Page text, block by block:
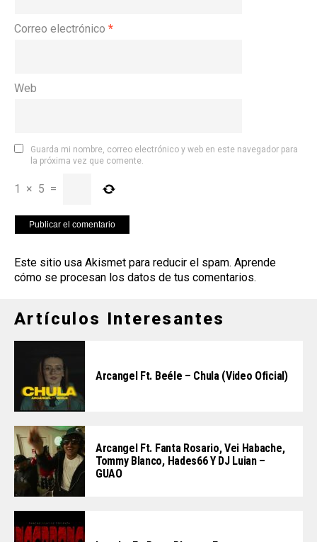
Correo electrónico *
Web
Guarda mi nombre, correo electrónico y web en este navegador para
la próxima vez que comente.
1 × 5 =
Este sitio usa Akismet para reducir el spam. Aprende
cómo se procesan los datos de tus comentarios.
Artículos Interesantes
Arcangel Ft. Beéle – Chula (Video Oficial)
Arcangel Ft. Fanta Rosario, Vei Habache,
Tommy Blanco, Hades66 Y DJ Luian –
GUAO